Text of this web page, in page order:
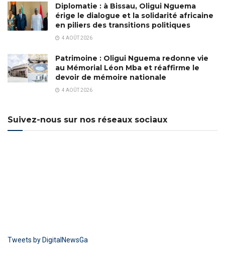
Diplomatie : à Bissau, Oligui Nguema
érige le dialogue et la solidarité africaine
en piliers des transitions politiques
4 AOÛT 2026
Patrimoine : Oligui Nguema redonne vie
au Mémorial Léon Mba et réaffirme le
devoir de mémoire nationale
4 AOÛT 2026
Suivez-nous sur nos réseaux sociaux
Tweets by DigitalNewsGa